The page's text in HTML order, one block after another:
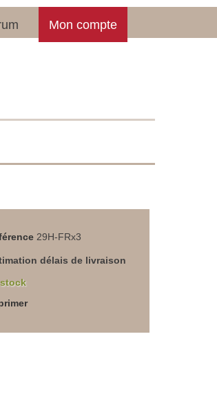
Mon compte
29H-FRx3
délais de livraison